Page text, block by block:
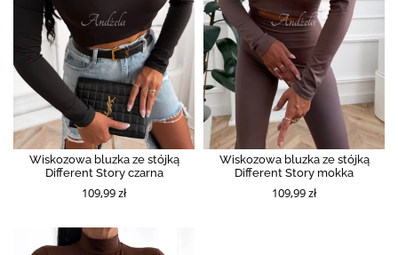
Wiskozowa bluzka ze stójką
Different Story czarna
109,99 zł
Wiskozowa bluzka ze stójką
Different Story mokka
109,99 zł